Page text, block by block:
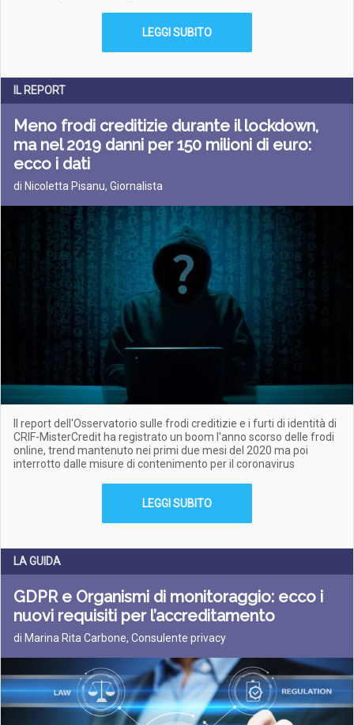
LEGGI SUBITO
IL REPORT
Meno frodi creditizie durante il lockdown,
ma nel 2019 danni per 150 milioni di euro:
ecco i dati
di Nicoletta Pisanu, Giornalista
Il report dell'Osservatorio sulle frodi creditizie e i furti di identità di
CRIF-MisterCredit ha registrato un boom l'anno scorso delle frodi
online, trend mantenuto nei primi due mesi del 2020 ma poi
interrotto dalle misure di contenimento per il coronavirus
LEGGI SUBITO
LA GUIDA
GDPR e Organismi di monitoraggio: ecco i
nuovi requisiti per l’accreditamento
di Marina Rita Carbone, Consulente privacy